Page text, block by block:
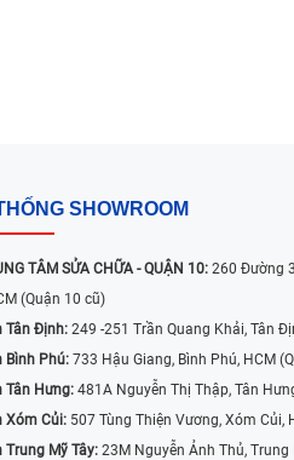
SHOWROOM
TÂM SỬA CHỮA - QUẬN 10: 260 Đường
(Quận 10 cũ)
Tân Định: 249 -251 Trần Quang Khải, Tân
Bình Phú: 733 Hậu Giang, Bình Phú, HCM
Tân Hưng: 481A Nguyễn Thị Thập, Tân
Xóm Củi: 507 Tùng Thiện Vương, Xóm Củi,
Trung Mỹ Tây: 23M Nguyễn Ảnh Thủ, Trung